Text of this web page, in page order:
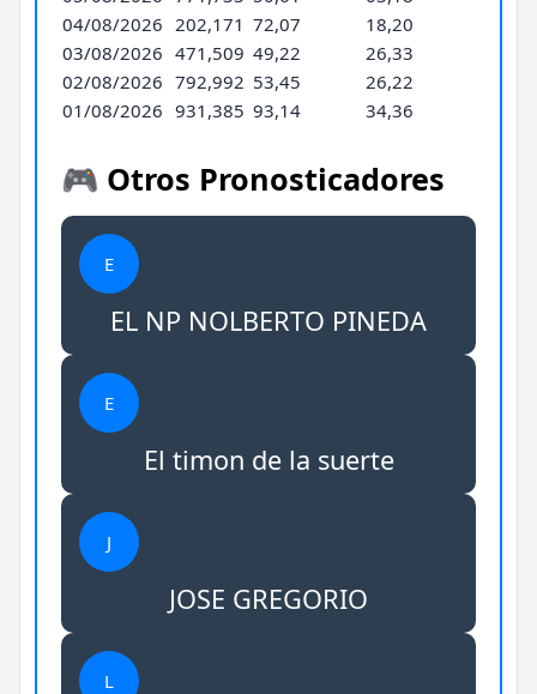
04/08/2026 202,171 72,07
18,20
03/08/2026 471,509 49,22
26,33
02/08/2026 792,992 53,45
26,22
01/08/2026 931,385 93,14 34,36
🎮 Otros Pronosticadores
E
EL NP NOLBERTO PINEDA
E
El timon de la suerte
J
JOSE GREGORIO
L